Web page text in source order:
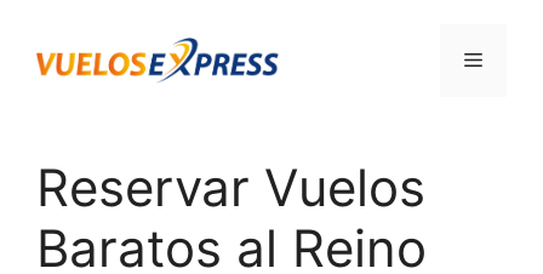
contenido
Menú
Reservar Vuelos
Baratos al Reino